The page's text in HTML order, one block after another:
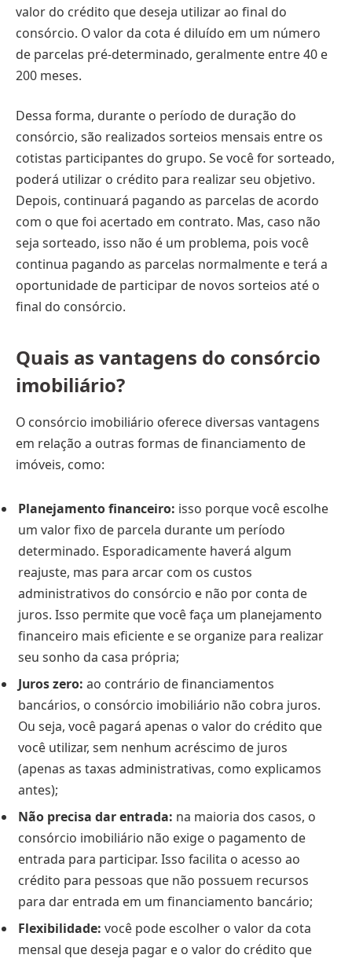
valor do crédito que deseja utilizar ao final do
consórcio. O valor da cota é diluído em um número
de parcelas pré-determinado, geralmente entre 40 e
200 meses.
Dessa forma, durante o período de duração do
consórcio, são realizados sorteios mensais entre os
cotistas participantes do grupo. Se você for sorteado,
poderá utilizar o crédito para realizar seu objetivo.
Depois, continuará pagando as parcelas de acordo
com o que foi acertado em contrato. Mas, caso não
seja sorteado, isso não é um problema, pois você
continua pagando as parcelas normalmente e terá a
oportunidade de participar de novos sorteios até o
final do consórcio.
Quais as vantagens do consórcio
imobiliário?
O consórcio imobiliário oferece diversas vantagens
em relação a outras formas de financiamento de
imóveis, como:
Planejamento financeiro: isso porque você escolhe
um valor fixo de parcela durante um período
determinado. Esporadicamente haverá algum
reajuste, mas para arcar com os custos
administrativos do consórcio e não por conta de
juros. Isso permite que você faça um planejamento
financeiro mais eficiente e se organize para realizar
seu sonho da casa própria;
Juros zero: ao contrário de financiamentos
bancários, o consórcio imobiliário não cobra juros.
Ou seja, você pagará apenas o valor do crédito que
você utilizar, sem nenhum acréscimo de juros
(apenas as taxas administrativas, como explicamos
antes);
Não precisa dar entrada: na maioria dos casos, o
consórcio imobiliário não exige o pagamento de
entrada para participar. Isso facilita o acesso ao
crédito para pessoas que não possuem recursos
para dar entrada em um financiamento bancário;
Flexibilidade: você pode escolher o valor da cota
mensal que deseja pagar e o valor do crédito que